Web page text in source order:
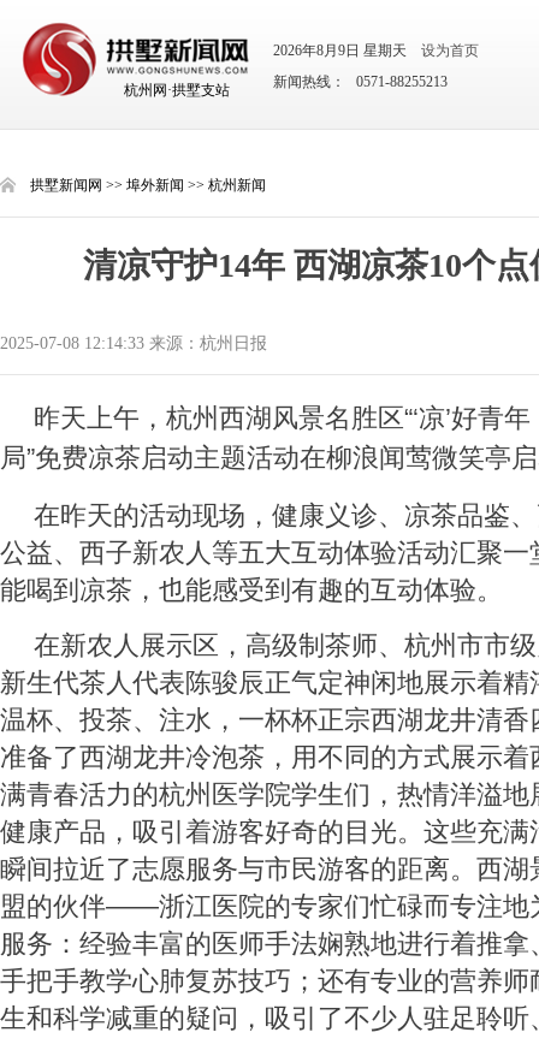
杭州网·拱墅支站
2026年8月9日 星期天
设为首页
新闻热线： 0571-88255213
拱墅新闻网 >> 埠外新闻 >> 杭州新闻
清凉守护14年 西湖凉茶10个
2025-07-08 12:14:33 来源：杭州日报
昨天上午，杭州西湖风景名胜区“‘凉’好青
局”免费凉茶启动主题活动在柳浪闻莺微笑亭
在昨天的活动现场，健康义诊、凉茶品鉴
公益、西子新农人等五大互动体验活动汇聚
能喝到凉茶，也能感受到有趣的互动体验。
在新农人展示区，高级制茶师、杭州市市
新生代茶人代表陈骏辰正气定神闲地展示着
温杯、投茶、注水，一杯杯正宗西湖龙井清
准备了西湖龙井冷泡茶，用不同的方式展示
满青春活力的杭州医学院学生们，热情洋溢
健康产品，吸引着游客好奇的目光。这些充
瞬间拉近了志愿服务与市民游客的距离。西湖
盟的伙伴——浙江医院的专家们忙碌而专注地
服务：经验丰富的医师手法娴熟地进行着推
手把手教学心肺复苏技巧；还有专业的营养
生和科学减重的疑问，吸引了不少人驻足聆听